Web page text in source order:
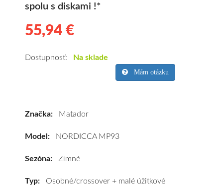
spolu s diskami !*
55,94 €
pneumatiky
NORDICCA
R15
#C,C,B(72dB)
Dostupnosť: Na sklade
Mám otázku
Značka: Matador
Model: NORDICCA MP93
Sezóna: Zimné
Typ: Osobné/crossover + malé úžitkové